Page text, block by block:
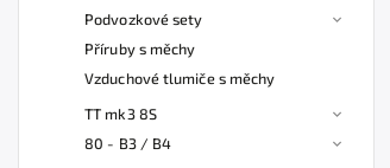
Podvozkové sety
Příruby s měchy
Vzduchové tlumiče s měchy
TT mk3 8S
80 - B3 / B4